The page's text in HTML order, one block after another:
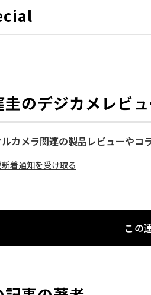
圭のデジカメレビ
カメラ関連の製品レビューやコ
着通知を受け取る
この